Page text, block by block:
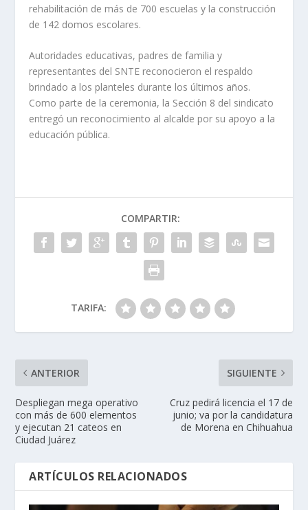
rehabilitación de más de 700 escuelas y la construcción
de 142 domos escolares.
Autoridades educativas, padres de familia y
representantes del SNTE reconocieron el respaldo
brindado a los planteles durante los últimos años.
Como parte de la ceremonia, la Sección 8 del sindicato
entregó un reconocimiento al alcalde por su apoyo a la
educación pública.
COMPARTIR:
TARIFA:
ANTERIOR
Despliegan mega operativo
con más de 600 elementos
y ejecutan 21 cateos en
Ciudad Juárez
SIGUIENTE
Cruz pedirá licencia el 17 de
junio; va por la candidatura
de Morena en Chihuahua
ARTÍCULOS RELACIONADOS